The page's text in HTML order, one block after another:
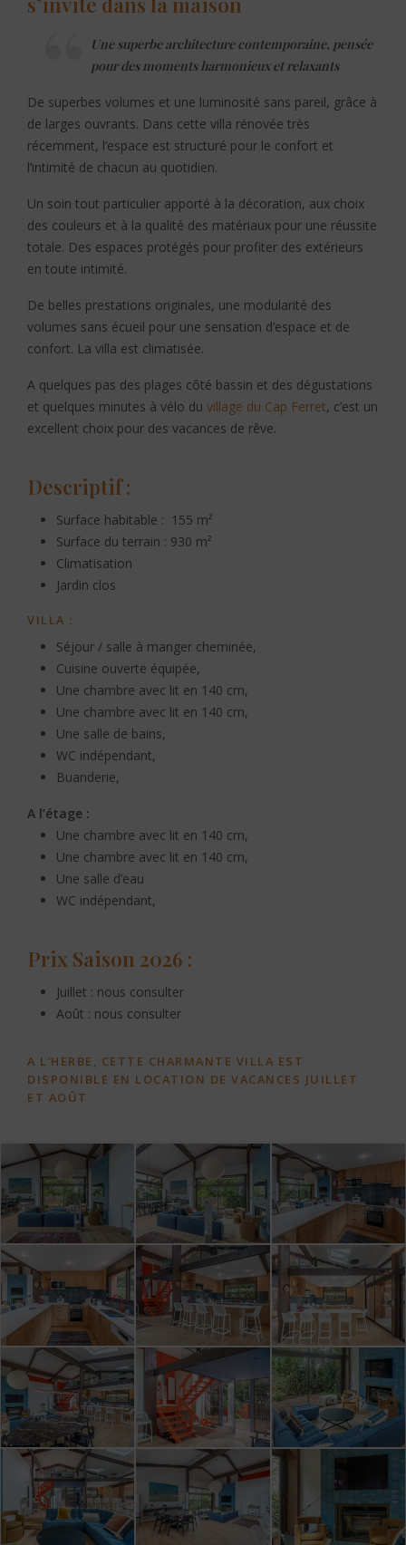
Une superbe architecture contemporaine, pensée
pour des moments harmonieux et relaxants
De superbes volumes et une luminosité sans pareil, grâce à
de larges ouvrants. Dans cette villa rénovée très
récemment, l’espace est structuré pour le confort et
l’intimité de chacun au quotidien.
Un soin tout particulier apporté à la décoration, aux choix
des couleurs et à la qualité des matériaux pour une réussite
totale. Des espaces protégés pour profiter des extérieurs
en toute intimité.
De belles prestations originales, une modularité des
volumes sans écueil pour une sensation d’espace et de
confort. La villa est climatisée.
A quelques pas des plages côté bassin et des dégustations
et quelques minutes à vélo du village du Cap Ferret, c’est un
excellent choix pour des vacances de rêve.
Descriptif :
Surface habitable : 155 m²
Surface du terrain : 930 m²
Climatisation
Jardin clos
VILLA :
Séjour / salle à manger cheminée,
Cuisine ouverte équipée,
Une chambre avec lit en 140 cm,
Une chambre avec lit en 140 cm,
Une salle de bains,
WC indépendant,
Buanderie,
A l’étage :
Une chambre avec lit en 140 cm,
Une chambre avec lit en 140 cm,
Une salle d’eau
WC indépendant,
Prix Saison 2026 :
Juillet : nous consulter
Août : nous consulter
A L’HERBE, CETTE CHARMANTE VILLA EST
DISPONIBLE EN LOCATION DE VACANCES JUILLET
ET AOÛT